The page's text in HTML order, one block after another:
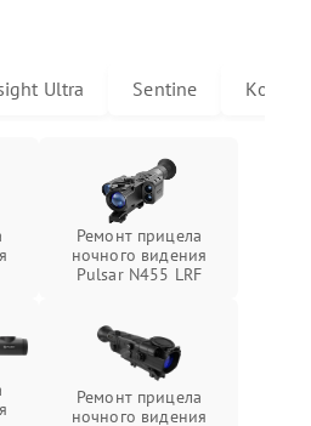
Ultra Sentine Комбат
Ремонт прицела
ночного видения
Pulsar N455 LRF
Ремонт прицела
ночного видения